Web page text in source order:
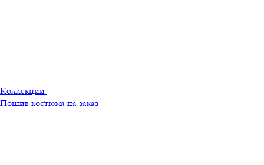
Коллекции
Пошив костюма на заказ